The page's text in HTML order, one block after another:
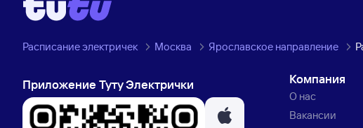
Расписание электричек Москва Ярославское направление
Приложение Туту Электрички Компания
О нас
Вакансии